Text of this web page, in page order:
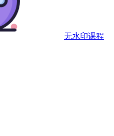
无水印课程